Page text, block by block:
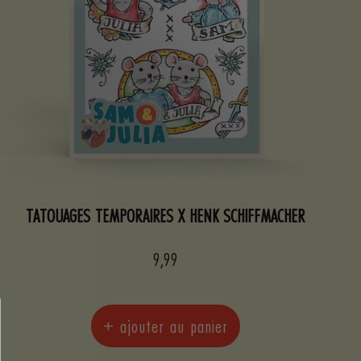
TATOUAGES TEMPORAIRES X HENK SCHIFFMACHER
Prix
vente
9,99
+ ajouter au panier